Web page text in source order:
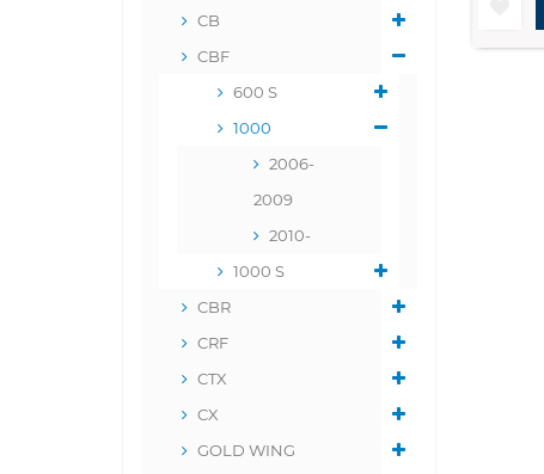
CB
CBF
600 S
1000
2006-
2009
2010-
1000 S
CBR
CRF
CTX
CX
GOLD WING